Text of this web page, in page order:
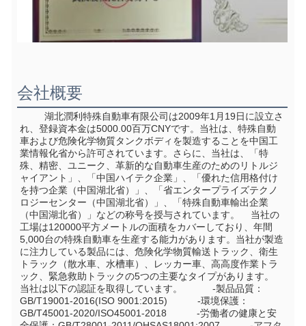
会社概要
れ、登録資本金は5000.00百万CNYです。当社は、特殊自動
車および危険化学物質タンクボディを製造することを中国工
業情報化省から許可されています。さらに、当社は、「特
殊、精密、ユニーク、革新的な自動車生産のためのリトルジ
ャイアント」、「中国ハイテク企業」、「優れた信用格付け
を持つ企業（中国湖北省）」、「省エンタープライズテクノ
ロジーセンター（中国湖北省）」、「特殊自動車輸出企業
（中国湖北省）」などの称号を授与されています。    当社の
工場は120000平方メートルの面積をカバーしており、年間
5,000台の特殊自動車を生産する能力があります。当社が製造
に注力している製品には、危険化学物質輸送トラック、衛生
トラック（散水車、水槽車）、レッカー車、高高度作業トラ
ック、緊急救助トラックの5つの主要なタイプがあります。
当社は以下の認証を取得しています。           -製品品質：
GB/T19001-2016(ISO 9001:2015)           -環境保護：
GB/T45001-2020/ISO45001-2018           -労働者の健康と安